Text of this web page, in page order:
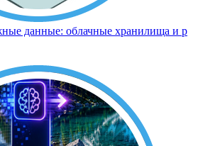
данные: облачные хранилища и р